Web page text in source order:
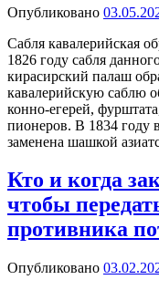
Опубликовано
Сабля кавалерийская
1826 году сабля
кирасирский палаш
кавалерийскую саблю
конно-егерей,
пионеров. В 1834 году
заменена шашкой
Кто и когда
чтобы
противника
Опубликовано